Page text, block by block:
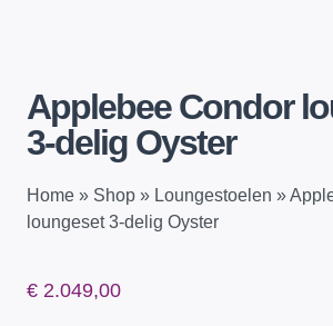
Applebee Condor
3-delig Oyster
Home » Shop » Loungestoelen »
loungeset 3-delig Oyster
€ 2.049,00